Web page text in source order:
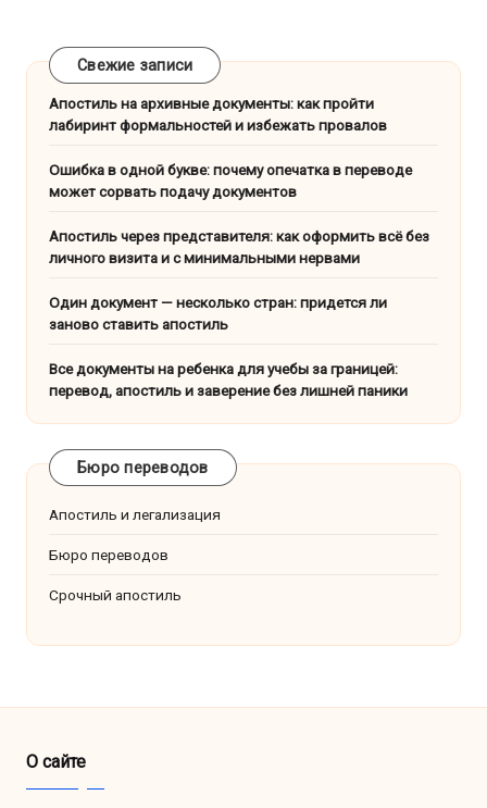
Свежие записи
Апостиль на архивные документы: как пройти
лабиринт формальностей и избежать провалов
Ошибка в одной букве: почему опечатка в переводе
может сорвать подачу документов
Апостиль через представителя: как оформить всё без
личного визита и с минимальными нервами
Один документ — несколько стран: придется ли
заново ставить апостиль
Все документы на ребенка для учебы за границей:
перевод, апостиль и заверение без лишней паники
Бюро переводов
Апостиль и легализация
Бюро переводов
Срочный апостиль
О сайте